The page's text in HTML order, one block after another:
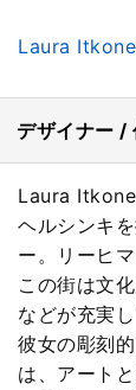
Laura
デザイナー /
Laura
ヘルシンキ
ー。リーヒ
この街は文
などが充実
彼女の彫刻
は、アート